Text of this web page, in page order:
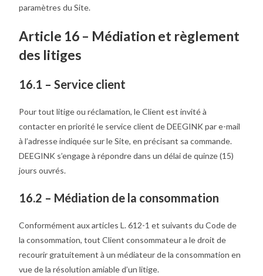
paramètres du Site.
Article 16 – Médiation et règlement
des litiges
16.1 – Service client
Pour tout litige ou réclamation, le Client est invité à
contacter en priorité le service client de DEEGINK par e-mail
à l’adresse indiquée sur le Site, en précisant sa commande.
DEEGINK s’engage à répondre dans un délai de quinze (15)
jours ouvrés.
16.2 – Médiation de la consommation
Conformément aux articles L. 612-1 et suivants du Code de
la consommation, tout Client consommateur a le droit de
recourir gratuitement à un médiateur de la consommation en
vue de la résolution amiable d’un litige.